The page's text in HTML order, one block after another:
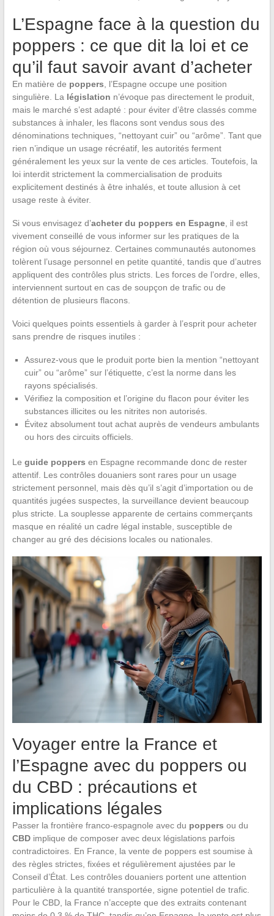
L’Espagne face à la question du
poppers : ce que dit la loi et ce
qu’il faut savoir avant d’acheter
En matière de poppers , l’Espagne occupe une position
singulière. La législation n’évoque pas directement le produit,
mais le marché s’est adapté : pour éviter d’être classés comme
substances à inhaler, les flacons sont vendus sous des
dénominations techniques, “nettoyant cuir” ou “arôme”. Tant que
rien n’indique un usage récréatif, les autorités ferment
généralement les yeux sur la vente de ces articles. Toutefois, la
loi interdit strictement la commercialisation de produits
explicitement destinés à être inhalés, et toute allusion à cet
usage reste à éviter.
Si vous envisagez d’acheter du poppers en Espagne, il est
vivement conseillé de vous informer sur les pratiques de la
région où vous séjournez. Certaines communautés autonomes
tolèrent l’usage personnel en petite quantité, tandis que d’autres
appliquent des contrôles plus stricts. Les forces de l’ordre, elles,
interviennent surtout en cas de soupçon de trafic ou de
détention de plusieurs flacons.
Voici quelques points essentiels à garder à l’esprit pour acheter
sans prendre de risques inutiles :
Assurez-vous que le produit porte bien la mention “nettoyant
cuir” ou “arôme” sur l’étiquette, c’est la norme dans les
rayons spécialisés.
Vérifiez la composition et l’origine du flacon pour éviter les
substances illicites ou les nitrites non autorisés.
Évitez absolument tout achat auprès de vendeurs ambulants
ou hors des circuits officiels.
Le guide poppers en Espagne recommande donc de rester
attentif. Les contrôles douaniers sont rares pour un usage
strictement personnel, mais dès qu’il s’agit d’importation ou de
quantités jugées suspectes, la surveillance devient beaucoup
plus stricte. La souplesse apparente de certains commerçants
masque en réalité un cadre légal instable, susceptible de
changer au gré des décisions locales ou nationales.
Voyager entre la France et
l’Espagne avec du poppers ou
du CBD : précautions et
implications légales
Passer la frontière franco-espagnole avec du poppers ou du
CBDimplique de composer avec deux législations parfois
contradictoires. En France, la vente de poppers est soumise à
des règles strictes, fixées et régulièrement ajustées par le
Conseil d’État. Les contrôles douaniers portent une attention
particulière à la quantité transportée, signe potentiel de trafic.
Pour le CBD, la France n’accepte que des extraits contenant